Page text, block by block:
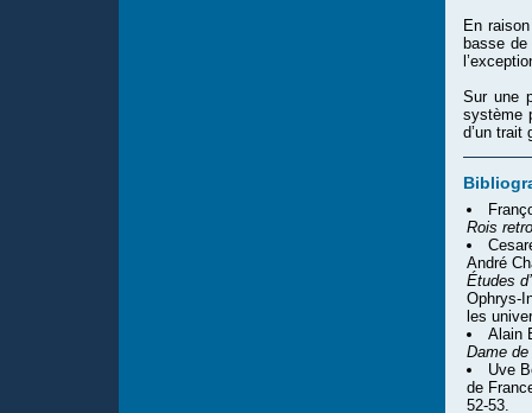
En
basse
Sur une
système
d’un trait
Rois
André
Études
Ophrys-
les
Alain
Dame
Uve
de
52-53.